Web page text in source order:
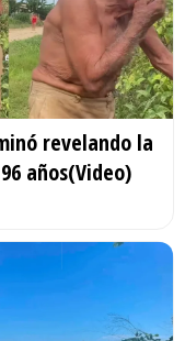
revelando la
años(Video)